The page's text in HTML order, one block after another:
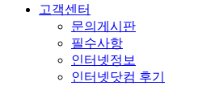
고객센터
문의게시판
필수사항
인터넷정보
인터넷닷컴 후기